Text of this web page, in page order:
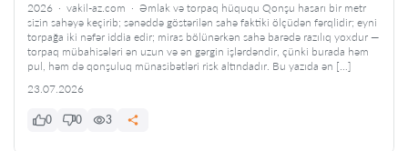
2026 · vakil-az.com · Əmlak və torpaq hüququ Qonşu hasarı bir metr
sizin sahəyə keçirib; sənəddə göstərilən sahə faktiki ölçüdən fərqlidir; eyni
torpağa iki nəfər iddia edir; miras bölünərkən sahə barədə razılıq yoxdur —
torpaq mübahisələri ən uzun və ən gərgin işlərdəndir, çünki burada həm
pul, həm də qonşuluq münasibətləri risk altındadır. Bu yazıda ən […]
23.07.2026
0 0 3